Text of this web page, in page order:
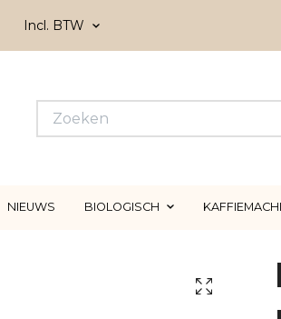
Incl. BTW
NIEUWS BIOLOGISCH